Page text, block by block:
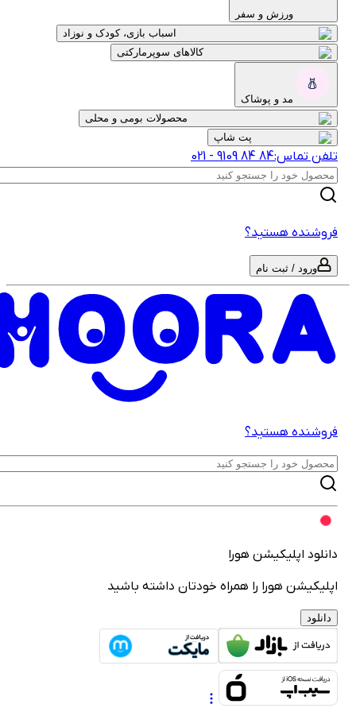
ورزش و سفر
اسباب بازی، کودک و نوزاد
کالاهای سوپرمارکتی
مد و پوشاک
محصولات بومی و محلی
پت شاپ
تماس: 021-‎9109‎ ‎84‎ ‎84‎
هستید؟
ورود / ثبت نام
هستید؟
اپلیکیشن هورا
هورا را همراه خودتان داشته باشید
دانلود